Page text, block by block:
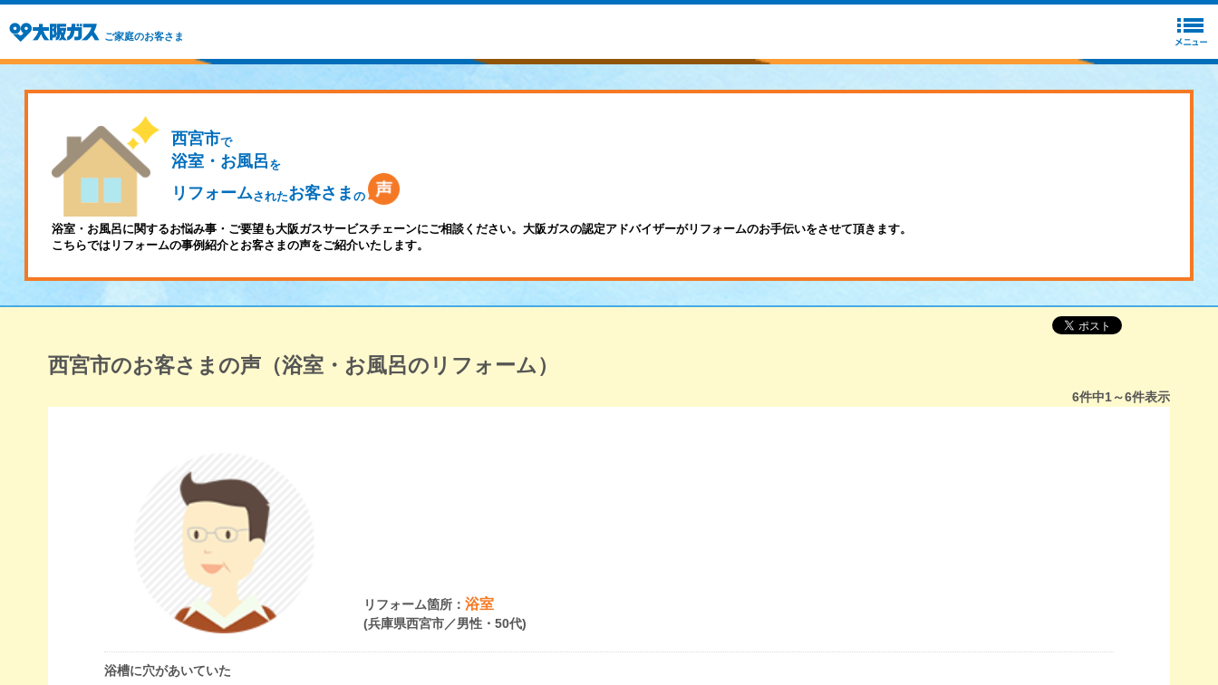
ご家庭のお客さま
西宮市で
浴室・お風呂 を
リフォームされたお客さま の
浴室・お風呂に関するお悩み事・ご要望も大阪ガスサービスチェーンにご相談ください。大阪ガスの認定アドバイザーがリフォームのお手伝いをさせて頂きます。
こちらではリフォームの事例紹介とお客さまの声をご紹介いたします。
西宮市のお客さまの声（浴室・お風呂のリフォーム）
6件中1～6件表示
リフォーム箇所：浴室
(兵庫県西宮市／男性・50代)
浴槽に穴があいていた